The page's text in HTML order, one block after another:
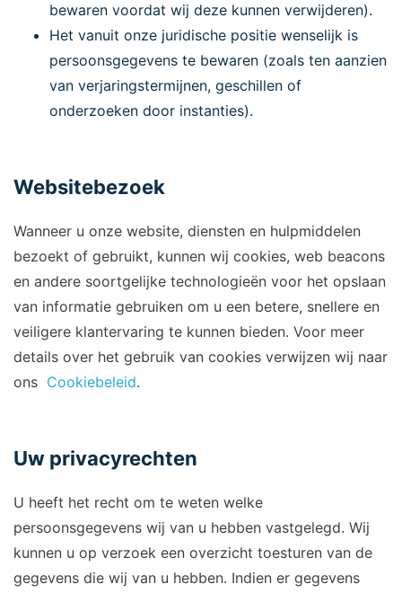
bewaren voordat wij deze kunnen verwijderen).
Het vanuit onze juridische positie wenselijk is
persoonsgegevens te bewaren (zoals ten aanzien
van verjaringstermijnen, geschillen of
onderzoeken door instanties).
Websitebezoek
Wanneer u onze website, diensten en hulpmiddelen
bezoekt of gebruikt, kunnen wij cookies, web beacons
en andere soortgelijke technologieën voor het opslaan
van informatie gebruiken om u een betere, snellere en
veiligere klantervaring te kunnen bieden. Voor meer
details over het gebruik van cookies verwijzen wij naar
ons Cookiebeleid.
Uw privacyrechten
U heeft het recht om te weten welke
persoonsgegevens wij van u hebben vastgelegd. Wij
kunnen u op verzoek een overzicht toesturen van de
gegevens die wij van u hebben. Indien er gegevens